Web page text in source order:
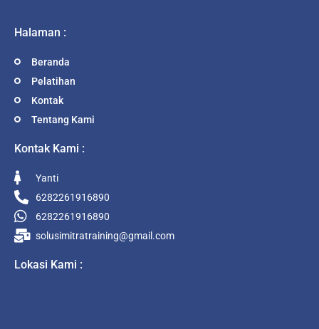
Halaman :
Beranda
Pelatihan
Kontak
Tentang Kami
Kontak Kami :
Yanti
6282261916890
6282261916890
solusimitratraining@gmail.com
Lokasi Kami :